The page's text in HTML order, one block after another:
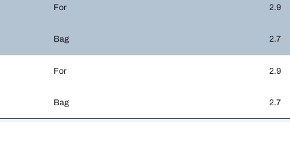
For 2.9
Bag 2.7
For 2.9
Bag 2.7